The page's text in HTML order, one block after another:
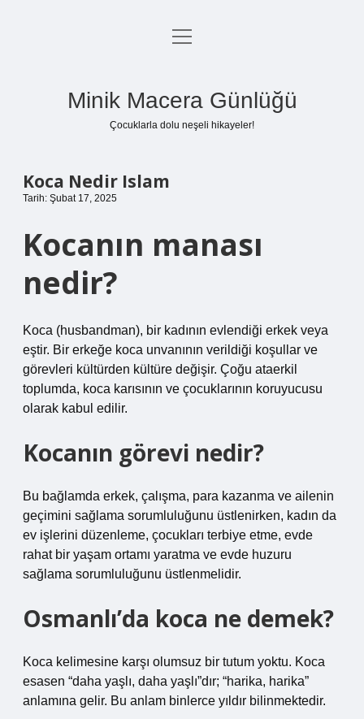
Anasayfa
menüyü
Minik Macera Günlüğü
Çocuklarla dolu neşeli hikayeler!
Koca Nedir Islam
Tarih: Şubat 17, 2025
Kocanın manası
nedir?
Koca (husbandman), bir kadının evlendiği erkek veya
eştir. Bir erkeğe koca unvanının verildiği koşullar ve
görevleri kültürden kültüre değişir. Çoğu ataerkil
toplumda, koca karısının ve çocuklarının koruyucusu
olarak kabul edilir.
Kocanın görevi nedir?
Bu bağlamda erkek, çalışma, para kazanma ve ailenin
geçimini sağlama sorumluluğunu üstlenirken, kadın da
ev işlerini düzenleme, çocukları terbiye etme, evde
rahat bir yaşam ortamı yaratma ve evde huzuru
sağlama sorumluluğunu üstlenmelidir.
Osmanlı’da koca ne demek?
Koca kelimesine karşı olumsuz bir tutum yoktu. Koca
esasen “daha yaşlı, daha yaşlı”dır; “harika, harika”
anlamına gelir. Bu anlam binlerce yıldır bilinmektedir.